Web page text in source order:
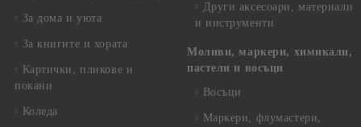
За дома и уюта
За книгите и хората
Картички, пликове и
покани
Коледа
Други аксесоари, материали
и инструменти
Моливи, маркери, химикали,
пастели и восъци
Восъци
Маркери, флумастери,